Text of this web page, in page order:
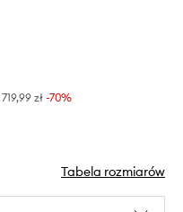
719,99 zł -70%
Tabela rozmiarów